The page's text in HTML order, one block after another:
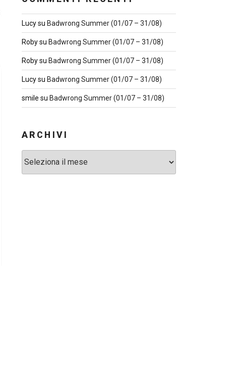
Lucysu Badwrong Summer (01/07 – 31/08)
Robysu Badwrong Summer (01/07 – 31/08)
Robysu Badwrong Summer (01/07 – 31/08)
Lucysu Badwrong Summer (01/07 – 31/08)
smile su Badwrong Summer (01/07 – 31/08)
ARCHIVI